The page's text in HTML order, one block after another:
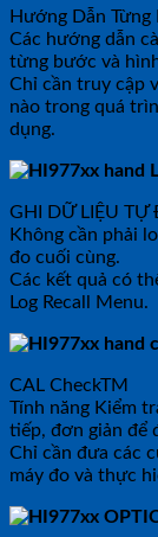
Hướng Dẫn
Các hướng dẫn
từng bước và
Chỉ cần truy cập
nào trong quá
dụng.
GHI DỮ LIỆU TỰ
Không cần phải
đo cuối cùng.
Các kết quả có
Log Recall Menu.
CAL CheckTM
Tính năng Kiểm
tiếp, đơn giản để
Chỉ cần đưa các
máy đo và thực